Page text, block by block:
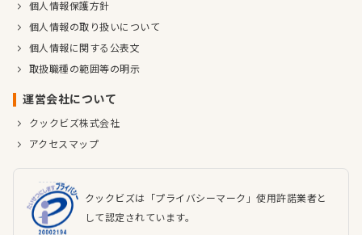
個人情報保護方針
個人情報の取り扱いについて
個人情報に関する公表文
取扱職種の範囲等の明示
運営会社について
クックビズ株式会社
アクセスマップ
クックビズは「プライバシーマーク」使用許諾業者と
して認定されています。